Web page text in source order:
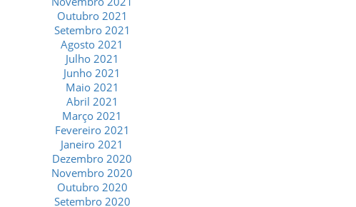
Outubro 2021
Setembro 2021
Agosto 2021
Julho 2021
Junho 2021
Maio 2021
Abril 2021
Março 2021
Fevereiro 2021
Janeiro 2021
Dezembro 2020
Novembro 2020
Outubro 2020
Setembro 2020